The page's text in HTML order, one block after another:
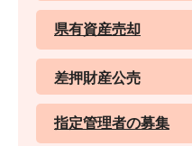
県有資産売却
差押財産公売
指定管理者の募集